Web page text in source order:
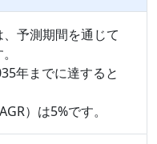
予測期間を通じて
年までに達すると
）は5%です。